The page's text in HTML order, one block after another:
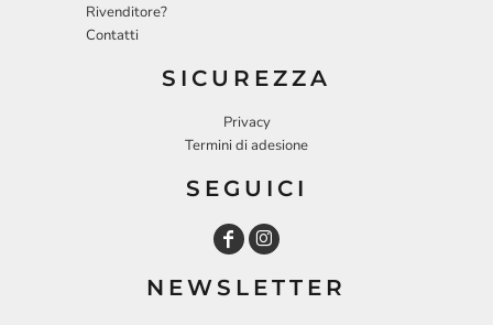
Rivenditore?
Contatti
SICUREZZA
Privacy
Termini di adesione
SEGUICI
NEWSLETTER